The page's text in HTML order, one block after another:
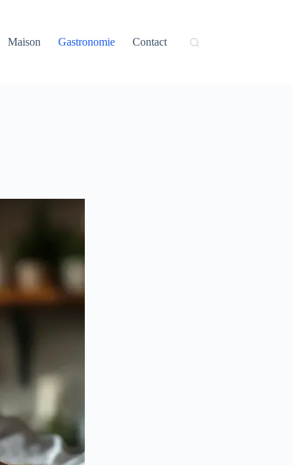
Maison Gastronomie Contact